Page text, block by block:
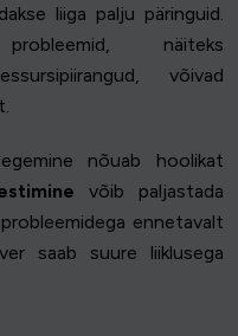
liiga palju päringuid.
näiteks
võivad
nõuab hoolikat
võib paljastada
ennetavalt
saab suure liiklusega